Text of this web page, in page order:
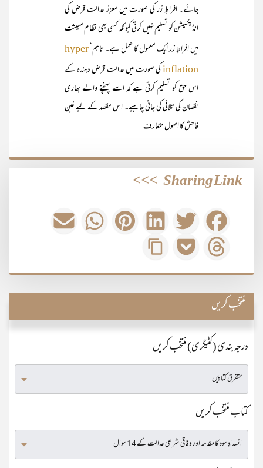
جائے۔ افراطِ زر کی صورت میں معزز عدالت قرض کی
انڈیکسیشن کو تسلیم نہیں کرتی کیونکہ کسی بھی نظام معیشت
میں افراطِ زر ایک معمول کا عمل ہے۔ تاہم‘ hyper
inflationکی صورت میں عدالت قرض دہندہ کے
اس حق کو تسلیم کرتی ہے کہ اسے پہنچنے والے بھاری
نقصان کی تلافی کی جانی چاہیے۔ اس مقصد کے لیے غبن
فاحش کا اصول متعارف
Sharing Link
>>>
منتخب کریں
درجہ بندی (کٹیگری) منتخب کریں
کتاب منتخب کریں